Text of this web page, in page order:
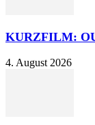
KURZFILM:
4. August 2026